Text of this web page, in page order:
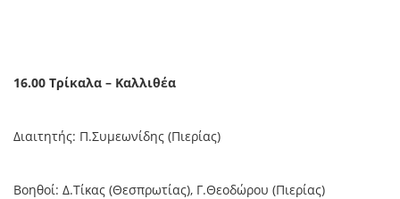
16.00 Τρίκαλα – Καλλιθέα
Διαιτητής: Π.Συμεωνίδης (Πιερίας)
Βοηθοί: Δ.Τίκας (Θεσπρωτίας), Γ.Θεοδώρου (Πιερίας)